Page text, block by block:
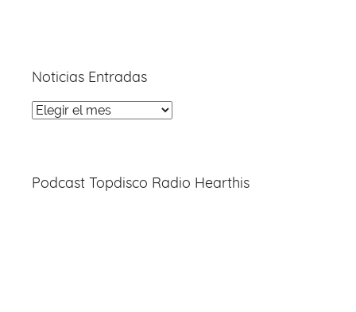
Noticias Entradas
Noticias
Podcast Topdisco Radio Hearthis